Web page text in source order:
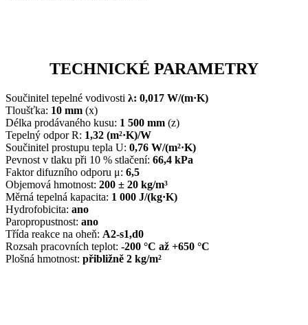
TECHNICKÉ PARAMETRY
Součinitel tepelné vodivosti λ: 0,017 W/(m·K)
Tloušťka: 10 mm (x)
Délka prodávaného kusu: 1 500 mm (z)
Tepelný odpor R: 1,32 (m²·K)/W
Součinitel prostupu tepla U: 0,76 W/(m²·K)
Pevnost v tlaku při 10 % stlačení: 66,4 kPa
Faktor difuzního odporu μ: 6,5
Objemová hmotnost: 200 ± 20 kg/m³
Měrná tepelná kapacita: 1 000 J/(kg·K)
Hydrofobicita: ano
Paropropustnost: ano
Třída reakce na oheň: A2-s1,d0
Rozsah pracovních teplot: -200 °C až +650 °C
Plošná hmotnost: přibližně 2 kg/m²